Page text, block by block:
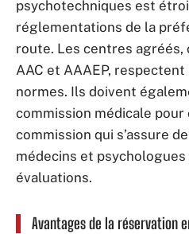
psychotechniques est
réglementations de la
route. Les centres agréés,
AAC et AAAEP,
normes. Ils doivent
commission médicale
commission qui s’assure
médecins et psychologues
évaluations.
Avantages de la réservation